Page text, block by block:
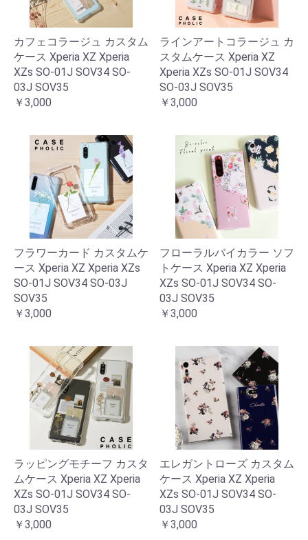
カフェコラージュ カスタム
ケース Xperia XZ Xperia
XZs SO-01J SOV34 SO-
03J SOV35
￥3,000
ラインアートコラージュ カ
スタムケース Xperia XZ
Xperia XZs SO-01J SOV34
SO-03J SOV35
￥3,000
フラワーカード カスタムケ
ース Xperia XZ Xperia XZs
SO-01J SOV34 SO-03J
SOV35
￥3,000
フローラルバイカラー ソフ
トケース Xperia XZ Xperia
XZs SO-01J SOV34 SO-
03J SOV35
￥3,000
ラッピングモチーフ カスタ
ムケース Xperia XZ Xperia
XZs SO-01J SOV34 SO-
03J SOV35
￥3,000
エレガントローズ カスタム
ケース Xperia XZ Xperia
XZs SO-01J SOV34 SO-
03J SOV35
￥3,000